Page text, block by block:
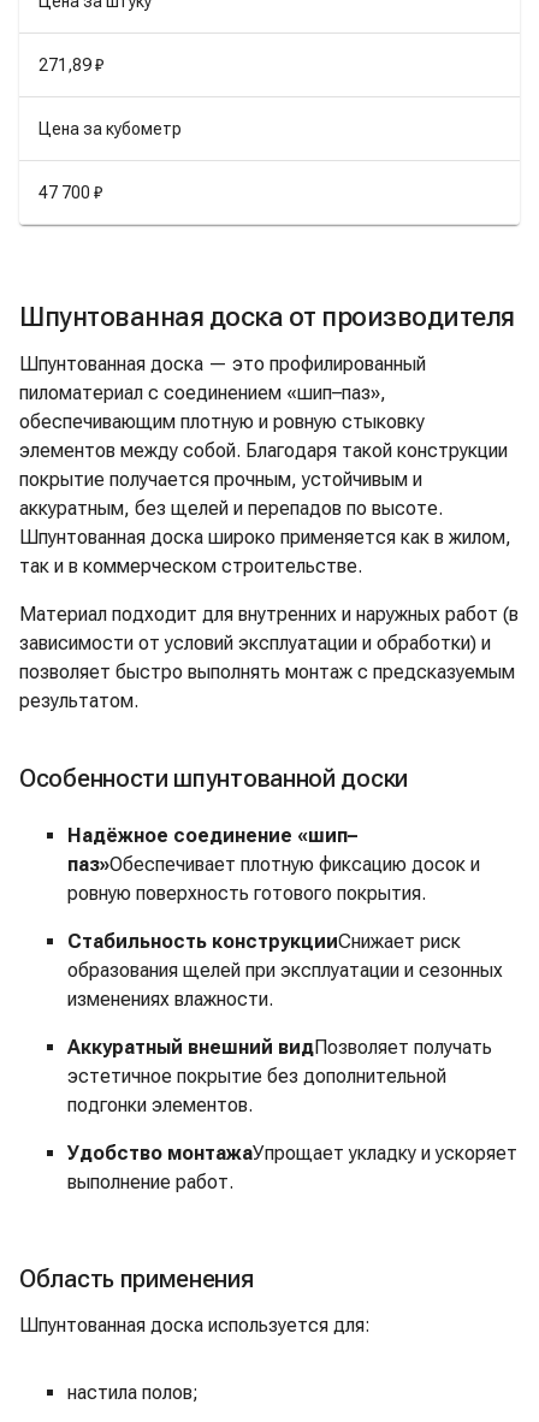
271,89 ₽
Цена за кубометр
47 700 ₽
Шпунтованная доска от производителя
Шпунтованная доска — это профилированный
пиломатериал с соединением «шип–паз»,
обеспечивающим плотную и ровную стыковку
элементов между собой. Благодаря такой конструкции
покрытие получается прочным, устойчивым и
аккуратным, без щелей и перепадов по высоте.
Шпунтованная доска широко применяется как в жилом,
так и в коммерческом строительстве.
Материал подходит для внутренних и наружных работ (в
зависимости от условий эксплуатации и обработки) и
позволяет быстро выполнять монтаж с предсказуемым
результатом.
Особенности шпунтованной доски
Надёжное соединение «шип–
паз»Обеспечивает плотную фиксацию досок и
ровную поверхность готового покрытия.
Стабильность конструкцииСнижает риск
образования щелей при эксплуатации и сезонных
изменениях влажности.
Аккуратный внешний видПозволяет получать
эстетичное покрытие без дополнительной
подгонки элементов.
Удобство монтажаУпрощает укладку и ускоряет
выполнение работ.
Область применения
Шпунтованная доска используется для:
настила полов;